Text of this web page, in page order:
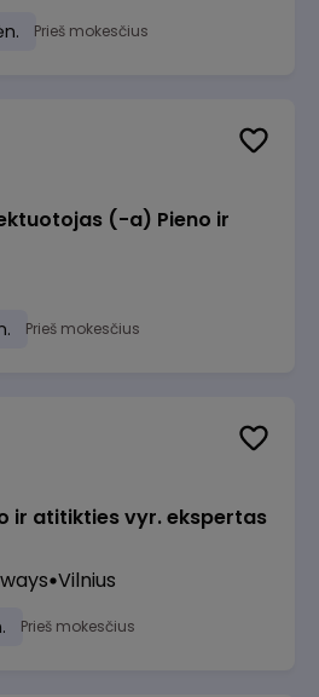
Prieš mokesčius
(-a) Pieno ir
Prieš mokesčius
ir atitikties vyr. ekspertas
Vilnius
Prieš mokesčius